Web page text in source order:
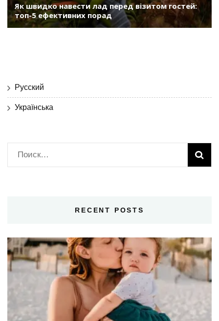
Як швидко навести лад перед візитом гостей:
топ-5 ефективних порад
Русский
Українська
Найти:
RECENT POSTS